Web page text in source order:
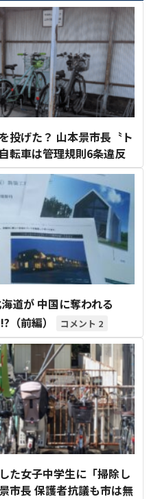
投げた？ 山本景市長〝ト
転車は管理規則6条違反
道が 中国に奪われる
（前編）
2
た女子中学生に「掃除し
市長 保護者抗議も市は無